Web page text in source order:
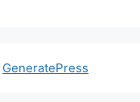
GeneratePress